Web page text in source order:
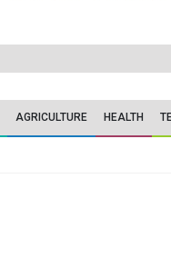
AGRICULTURE HEALTH